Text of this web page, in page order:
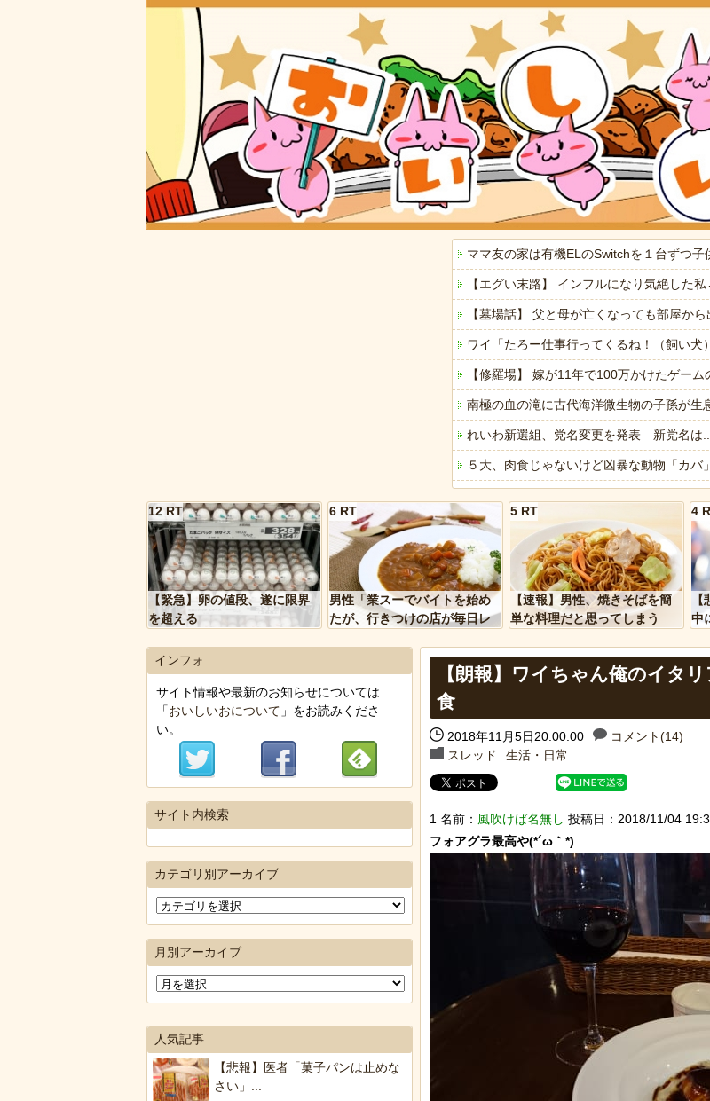
ママ友の家は有機ELのSwitchを１台ずつ
【エグい末路】 インフルになり気絶した
【墓場話】 父と母が亡くなっても部屋か
ワイ「たろー仕事行ってくるね！（飼い
【修羅場】 嫁が11年で100万かけたゲー
南極の血の滝に古代海洋微生物の子孫が
れいわ新選組、党名変更を発表 新党名は...
５大、肉食じゃないけど凶暴な動物「カバ
軽度のアレルギーを「わがまま」と決め
賃上げしない企業 過去最多ペースで倒産へ
「アメリカのヤンキーがアジア人にケン
「あなたはアメリカを愛していますか」「
ヒーローのサバイバルアクション Siege
【中国】パトカーの前で好演技www当た
Powered by livedoor 相互RSS
12 RT
【緊急】卵の値段、遂に限界
を超える
6 RT
男性「業スーでバイトを始め
たが、行きつけの店が毎日レ
5 RT
【速報】男性、焼きそばを簡
単な料理だと思ってしまう
4
中
【朗報】ワイちゃん俺のイタ
食
2018年11月5日20:00:00
コメント(14)
スレッド
生活・日常
1 名前： 風吹けば名無し 投稿日：2018/11/04
インフォ
サイト情報や最新のお知らせについては
「おいしいおについて 」をお読みくださ
い。
サイト内検索
カテゴリ別アーカイブ
月別アーカイブ
人気記事
【悲報】医者「菓子パンは止めな
さい」...